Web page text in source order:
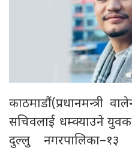
काठमाडौं(प्रधानमन्त्री
सचिवलाई धम्क्याउने
दुल्लु